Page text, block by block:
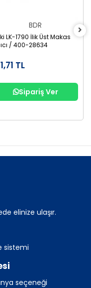
BDR
LK-1790 İlik Üst Makas
/ 400-28634
TL
Sipariş Ver
elinize ulaşır.
sistemi
seçeneği